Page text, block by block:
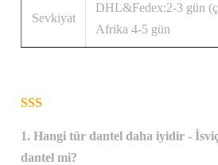
Sevkiyat
DHL&Fedex:2-3 gün
Afrika 4-5 gün
SSS
1. Hangi tür dantel daha iyidir -
dantel mi?